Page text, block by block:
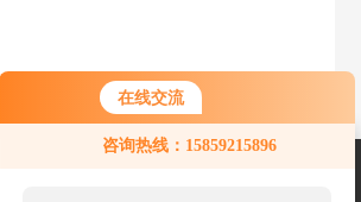
在线交流
咨询热线：15859215896
您好！欢迎前来咨询，很高兴为您
服务，请问您要咨询什么问题呢？